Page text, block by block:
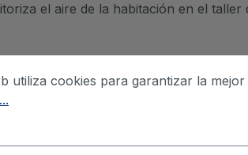
el aire de la habitación en el
utiliza cookies para garantizar la